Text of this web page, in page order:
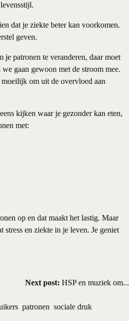
dat je ziekte beter kan voorkomen.
geven.
patronen te veranderen, daar moet
gaan gewoon met de stroom mee.
om uit de overvloed aan
kijken waar je gezonder kan eten,
met:
op en dat maakt het lastig. Maar
en ziekte in je leven. Je geniet
Next post: HSP en muziek om...
patronen sociale druk